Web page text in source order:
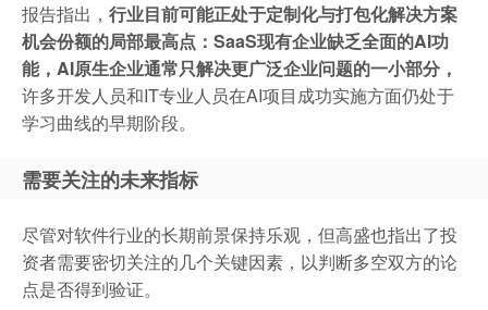
报告指出， 行业目前可能正处于定制化与打包化解决方案
机会份额的局部最高点：SaaS现有企业缺乏全面的AI功
能，AI原生企业通常只解决更广泛企业问题的一小部分，
许多开发人员和IT专业人员在AI项目成功实施方面仍处于
学习曲线的早期阶段。
需要关注的未来指标
尽管对软件行业的长期前景保持乐观，但高盛也指出了投
资者需要密切关注的几个关键因素，以判断多空双方的论
点是否得到验证。